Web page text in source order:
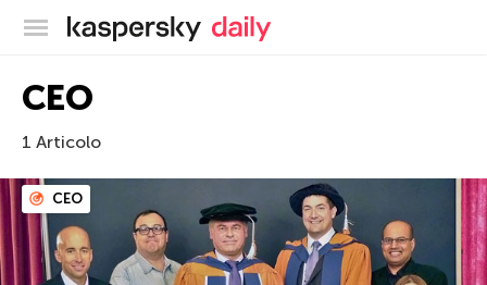
Blog ufficiale di Kaspersky
CEO
1 Articolo
CEO